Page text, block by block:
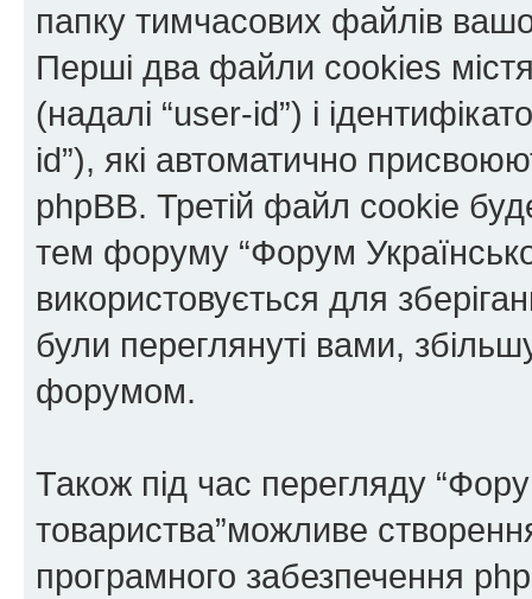
папку тимчасових файлів
Перші два файли cookies
(надалі “user-id”) і
id”), які автоматично
phpBB. Третій файл cookie
тем форуму “Форум
використовується для
були переглянуті вами,
форумом.
Також під час перегляду
товариства”можливе
програмного забезпечення